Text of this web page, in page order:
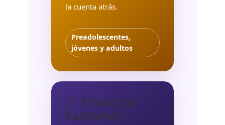
la cuenta atrás.
Preadolescentes,
jóvenes y adultos
🪄 El Vórtice
Fantomer